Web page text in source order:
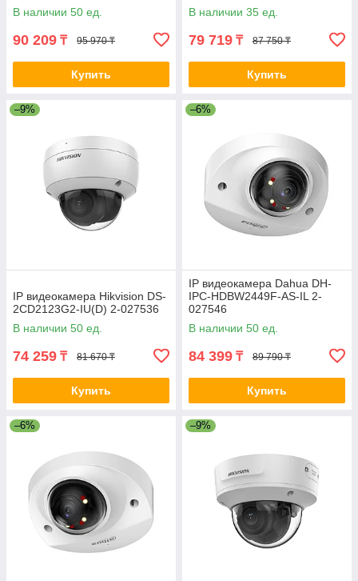
В наличии 50 ед.
90 209 ₸ 95 970 ₸
Купить
В наличии 35 ед.
79 719 ₸ 87 750 ₸
Купить
–9%
IP видеокамера Hikvision DS-
2CD2123G2-IU(D) 2-027536
В наличии 50 ед.
74 259 ₸ 81 670 ₸
Купить
–6%
IP видеокамера Dahua DH-
IPC-HDBW2449F-AS-IL 2-
027546
В наличии 50 ед.
84 399 ₸ 89 790 ₸
Купить
–6% –9%